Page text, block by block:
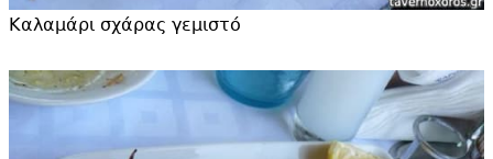
Καλαμάρι σχάρας γεμιστό